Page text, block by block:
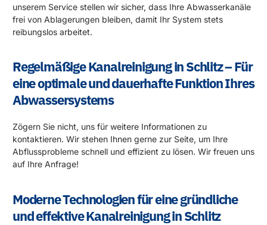
unserem Service stellen wir sicher, dass Ihre Abwasserkanäle
frei von Ablagerungen bleiben, damit Ihr System stets
reibungslos arbeitet.
Regelmäßige Kanalreinigung in Schlitz – Für
eine optimale und dauerhafte Funktion Ihres
Abwassersystems
Zögern Sie nicht, uns für weitere Informationen zu
kontaktieren. Wir stehen Ihnen gerne zur Seite, um Ihre
Abflussprobleme schnell und effizient zu lösen. Wir freuen uns
auf Ihre Anfrage!
Moderne Technologien für eine gründliche
und effektive Kanalreinigung in Schlitz